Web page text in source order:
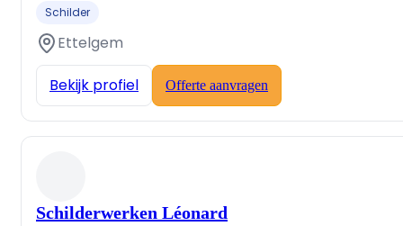
Schilder
Ettelgem
Bekijk profiel Offerte aanvragen
Schilderwerken Léonard